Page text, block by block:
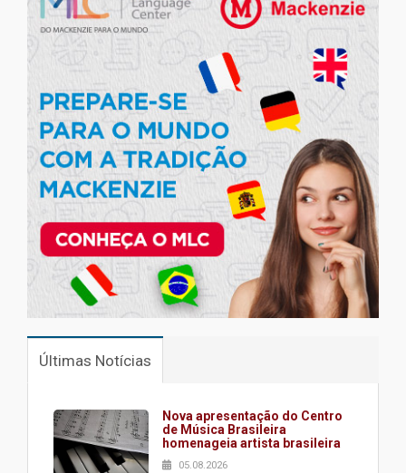
Últimas Notícias
Nova apresentação do Centro
de Música Brasileira
homenageia artista brasileira
05.08.2026